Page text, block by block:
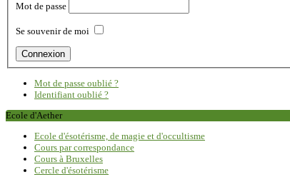
Mot de passe
Se souvenir de moi
Mot de passe oublié ?
Identifiant oublié ?
Ecole d'Aether
Ecole d'ésotérisme, de magie et d'occultisme
Cours par correspondance
Cours à Bruxelles
Cercle d'ésotérisme